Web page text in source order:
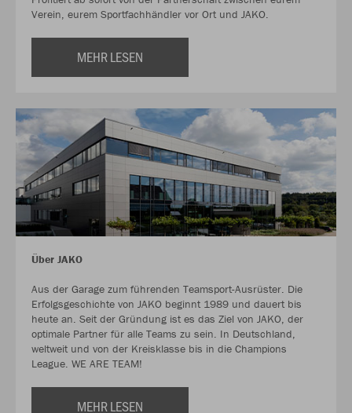
Verein, eurem Sportfachhändler vor Ort und JAKO.
MEHR LESEN
Über JAKO
Aus der Garage zum führenden Teamsport-Ausrüster. Die
Erfolgsgeschichte von JAKO beginnt 1989 und dauert bis
heute an. Seit der Gründung ist es das Ziel von JAKO, der
optimale Partner für alle Teams zu sein. In Deutschland,
weltweit und von der Kreisklasse bis in die Champions
League. WE ARE TEAM!
MEHR LESEN